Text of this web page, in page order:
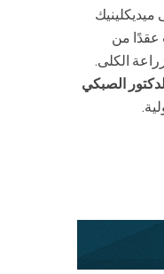
عقدًا من
الكلى.
الصبكي